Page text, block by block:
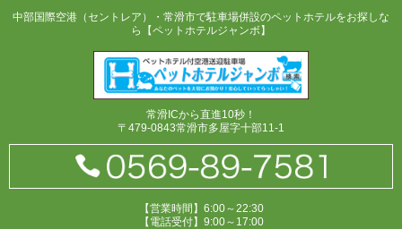
中部国際空港（セントレア）・常滑市で駐車場併設のペットホテルをお探しな
ら【ペットホテルジャンボ】
常滑ICから直進10秒！
〒479-0843常滑市多屋字十部11-1
【営業時間】6:00～22:30
【電話受付】9:00～17:00